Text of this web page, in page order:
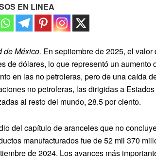
EN LINEA
de México. En septiembre de 2025, el
de dólares, lo que representó un
en las no petroleras, pero de una caída
no petroleras, las dirigidas a
al resto del mundo, 28.5 por ciento.
del capítulo de aranceles que no
manufacturados fue de 52 mil 370
de 2024. Los avances más